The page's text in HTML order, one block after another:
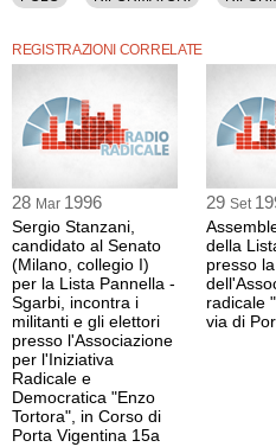
REGISTRAZIONI CORRELATE
28 Mar 1996
Sergio Stanzani,
candidato al Senato
(Milano, collegio I)
per la Lista Pannella -
Sgarbi, incontra i
militanti e gli elettori
presso l'Associazione
per l'Iniziativa
Radicale e
Democratica "Enzo
Tortora", in Corso di
Porta Vigentina 15a
29 Set
della
presso
radicale
via di